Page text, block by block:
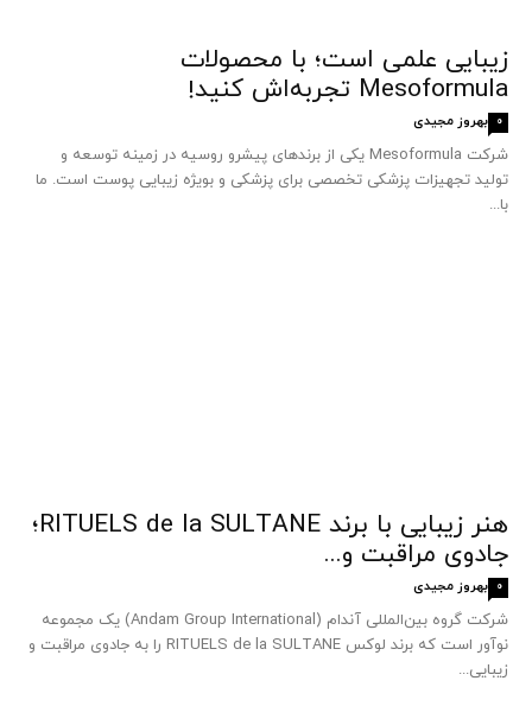
زیبایی علمی است؛ با محصولات
Mesoformula تجربه‌اش کنید!
بهروز مجیدی 0
شرکت Mesoformula یکی از برندهای پیشرو روسیه در زمینه توسعه و
تولید تجهیزات پزشکی تخصصی برای پزشکی و بویژه زیبایی پوست است. ما
با...
هنر زیبایی با برند RITUELS de la SULTANE؛
جادوی مراقبت و...
بهروز مجیدی 0
شرکت گروه بین‌المللی آندام (Andam Group International) یک مجموعه
نوآور است که برند لوکس RITUELS de la SULTANE را به جادوی مراقبت و
زیبایی...